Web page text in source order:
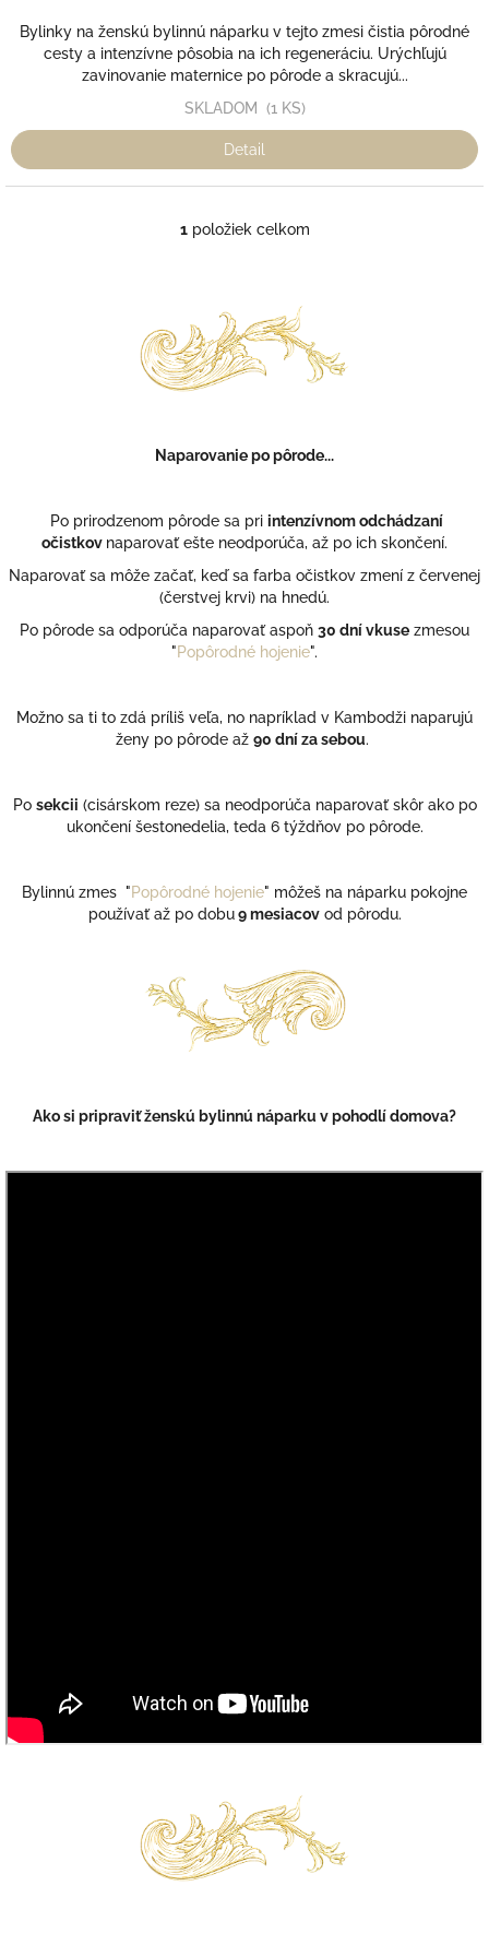
Bylinky na ženskú bylinnú náparku v tejto zmesi čistia pôrodné
cesty a intenzívne pôsobia na ich regeneráciu. Urýchľujú
zavinovanie maternice po pôrode a skracujú...
SKLADOM (1 KS)
Detail
O
d
a
c
v
v
ý
p
i
s
u
1položiek celkom
Naparovanie po pôrode...
Po prirodzenom pôrode sa pri intenzívnom odchádzaní
očistkov naparovať ešte neodporúča, až po ich skončení.
Naparovať sa môže začať, keď sa farba očistkov zmení z červenej
(čerstvej krvi) na hnedú.
Po pôrode sa odporúča naparovať aspoň 30 dní vkuse zmesou
"Popôrodné hojenie".
Možno sa ti to zdá príliš veľa, no napríklad v Kambodži naparujú
ženy po pôrode až 90 dní za sebou.
Po sekcii (cisárskom reze) sa neodporúča naparovať skôr ako po
ukončení šestonedelia, teda 6 týždňov po pôrode.
Bylinnú zmes "Popôrodné hojenie" môžeš na náparku pokojne
používať až po dobu9 mesiacovod pôrodu.
Ako si pripraviť ženskú bylinnú náparku v pohodlí domova?